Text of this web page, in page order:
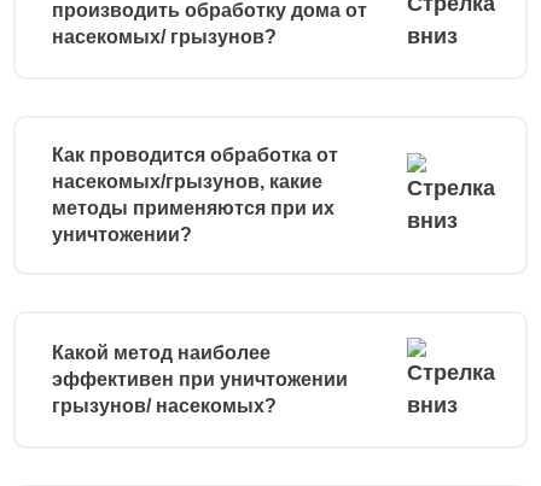
производить обработку дома от
насекомых/ грызунов?
Как проводится обработка от
насекомых/грызунов, какие
методы применяются при их
уничтожении?
Какой метод наиболее
эффективен при уничтожении
грызунов/ насекомых?